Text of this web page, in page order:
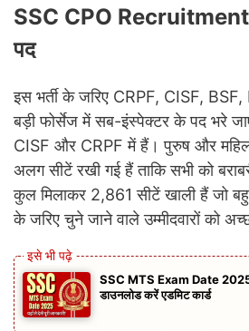
SSC CPO
पद
इस भर्ती के जरिए CRPF, CISF,
बड़ी फोर्सेज में सब-इंस्पेक्टर के पद भरे
CISF और CRPF में हैं। पुरुष और
अलग सीटें रखी गई हैं ताकि सभी को
कुल मिलाकर 2,861 सीटें खाली हैं जो
के जरिए चुने जाने वाले उम्मीदवारों को
SSC MTS Exam Date 2025:
डाउनलोड करें एडमिट कार्ड